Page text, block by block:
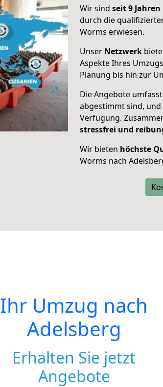
Wir sind seit 9
durch die
Worms erwiesen.
Unser Netzwerk
Aspekte Ihres
Planung bis hin zur
Die Angebote
abgestimmt sind,
Verfügung.
stressfrei und
Wir bieten höchste
Worms nach
Ihr Umzug nach
Adelsberg
Erhalten Sie jetzt
Angebote